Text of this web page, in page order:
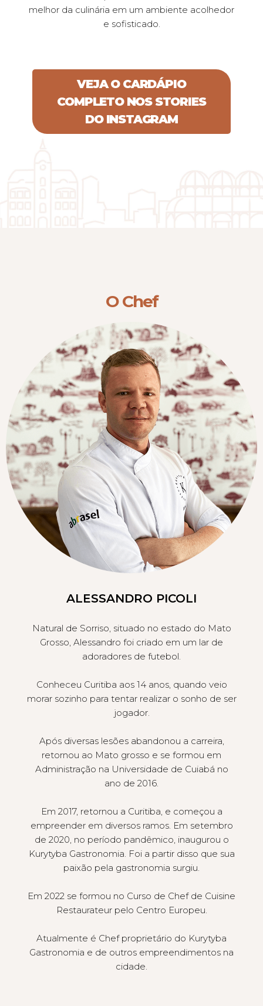
melhor da culinária em um ambiente acolhedor
e sofisticado.
VEJA O CARDÁPIO
COMPLETO NOS STORIES
DO INSTAGRAM
O Chef
ALESSANDRO PICOLI
Natural de Sorriso, situado no estado do Mato
Grosso, Alessandro foi criado em um lar de
adoradores de futebol.
Conheceu Curitiba aos 14 anos, quando veio
morar sozinho para tentar realizar o sonho de ser
jogador.
Após diversas lesões abandonou a carreira,
retornou ao Mato grosso e se formou em
Administração na Universidade de Cuiabá no
ano de 2016.
Em 2017, retornou a Curitiba, e começou a
empreender em diversos ramos. Em setembro
de 2020, no período pandêmico, inaugurou o
Kurytyba Gastronomia. Foi a partir disso que sua
paixão pela gastronomia surgiu.
Em 2022 se formou no Curso de Chef de Cuisine
Restaurateur pelo Centro Europeu.
Atualmente é Chef proprietário do Kurytyba
Gastronomia e de outros empreendimentos na
cidade.